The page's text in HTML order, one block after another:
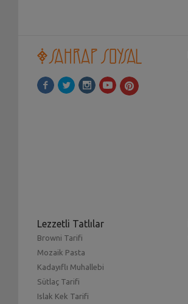
Lezzetli Tatlılar
Browni Tarifi
Mozaik Pasta
Kadayıflı Muhallebi
Sütlaç Tarifi
Islak Kek Tarifi